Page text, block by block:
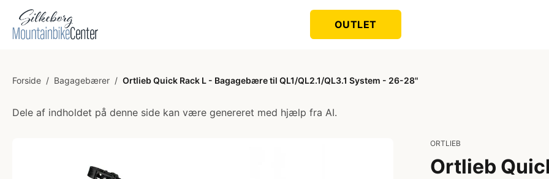
OUTLET
Forside / Bagagebærer / Ortlieb Quick Rack L - Bagagebære til QL1/QL2.1/QL3.1 System - 26-28"
Dele af indholdet på denne side kan være genereret med hjælp fra AI.
ORTLIEB
Ortlieb